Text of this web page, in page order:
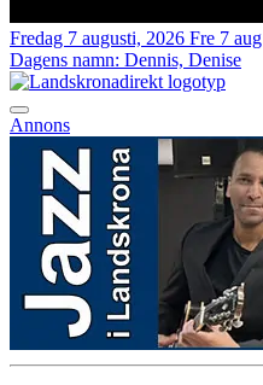
Fredag 7 augusti, 2026 Fre 7 aug
Dagens namn: Dennis, Denise
Annons